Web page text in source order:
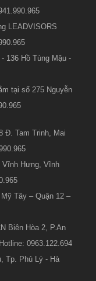
LEADVISORS
136 Hồ Tùng Mậu -
tại số 275 Nguyễn
Đ. Tam Trinh, Mai
Vĩnh Hưng, Vĩnh
Tây – Quận 12 –
Biên Hòa 2, P.An
0963.122.694
Tp. Phủ Lý - Hà